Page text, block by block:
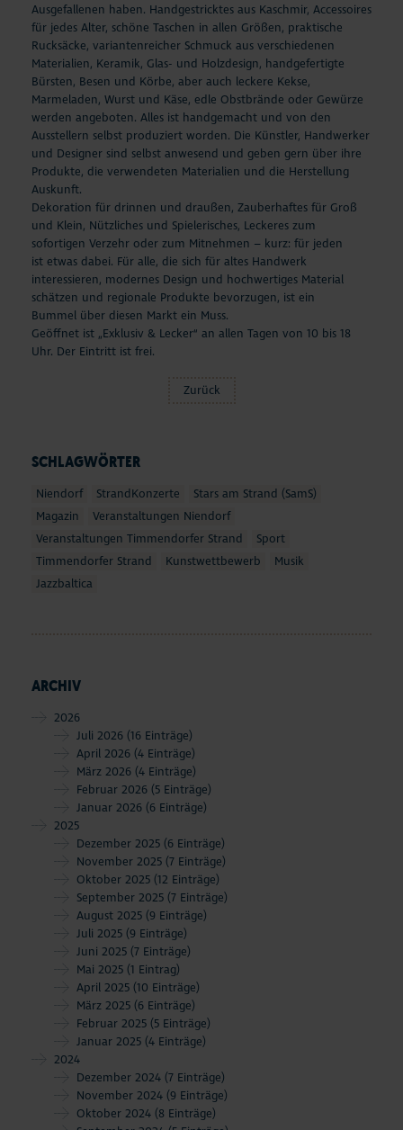
SCHLAGWÖRTER
Niendorf StrandKonzerte
Stars am Strand (SamS)
Magazin
Veranstaltungen Niendorf
Veranstaltungen Timmendorfer Strand
Sport
Timmendorfer Strand
Kunstwettbewerb
Musik
Jazzbaltica
ARCHIV
2026
Juli 2026 (16 Einträge)
April 2026 (4 Einträge)
März 2026 (4 Einträge)
Februar 2026 (5 Einträge)
Januar 2026 (6 Einträge)
2025
Dezember 2025 (6 Einträge)
November 2025 (7 Einträge)
Oktober 2025 (12 Einträge)
September 2025 (7 Einträge)
August 2025 (9 Einträge)
Juli 2025 (9 Einträge)
Juni 2025 (7 Einträge)
Mai 2025 (1 Eintrag)
April 2025 (10 Einträge)
März 2025 (6 Einträge)
Februar 2025 (5 Einträge)
Januar 2025 (4 Einträge)
2024
Dezember 2024 (7 Einträge)
November 2024 (9 Einträge)
Oktober 2024 (8 Einträge)
Ausgefallenen haben. Handgestricktes aus Kaschmir, Accessoires
für jedes Alter, schöne Taschen in allen Größen, praktische
Rucksäcke, variantenreicher Schmuck aus verschiedenen
Materialien, Keramik, Glas- und Holzdesign, handgefertigte
Bürsten, Besen und Körbe, aber auch leckere Kekse,
Marmeladen, Wurst und Käse, edle Obstbrände oder Gewürze
werden angeboten. Alles ist handgemacht und von den
Ausstellern selbst produziert worden. Die Künstler, Handwerker
und Designer sind selbst anwesend und geben gern über ihre
Produkte, die verwendeten Materialien und die Herstellung
Auskunft.
Dekoration für drinnen und draußen, Zauberhaftes für Groß
und Klein, Nützliches und Spielerisches, Leckeres zum
sofortigen Verzehr oder zum Mitnehmen – kurz: für jeden
ist etwas dabei. Für alle, die sich für altes Handwerk
interessieren, modernes Design und hochwertiges Material
schätzen und regionale Produkte bevorzugen, ist ein
Bummel über diesen Markt ein Muss.
Geöffnet ist „Exklusiv & Lecker“ an allen Tagen von 10 bis 18
Uhr. Der Eintritt ist frei.
Zurück